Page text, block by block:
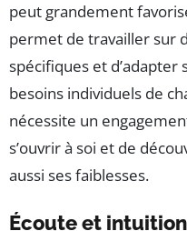
peut grandement
permet de travailler sur
spécifiques et
besoins individuels de
nécessite un
s’ouvrir à soi et de
aussi ses faiblesses.
Écoute et intuition